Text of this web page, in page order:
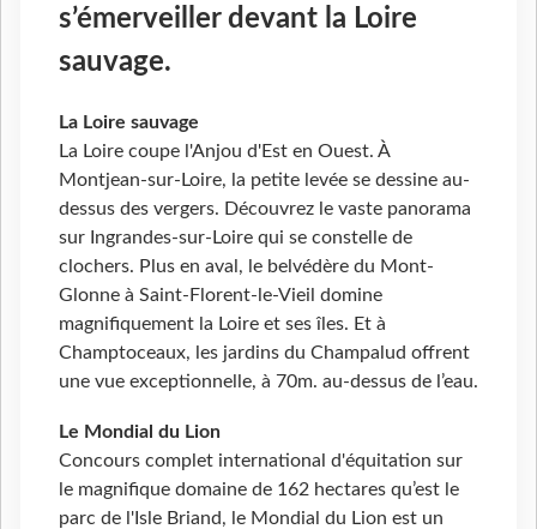
s’émerveiller devant la Loire
sauvage.
La Loire sauvage
La Loire coupe l'Anjou d'Est en Ouest. À
Montjean-sur-Loire, la petite levée se dessine au-
dessus des vergers. Découvrez le vaste panorama
sur Ingrandes-sur-Loire qui se constelle de
clochers. Plus en aval, le belvédère du Mont-
Glonne à Saint-Florent-le-Vieil domine
magnifiquement la Loire et ses îles. Et à
Champtoceaux, les jardins du Champalud offrent
une vue exceptionnelle, à 70m. au-dessus de l’eau.
Le Mondial du Lion
Concours complet international d'équitation sur
le magnifique domaine de 162 hectares qu’est le
parc de l'Isle Briand, le Mondial du Lion est un